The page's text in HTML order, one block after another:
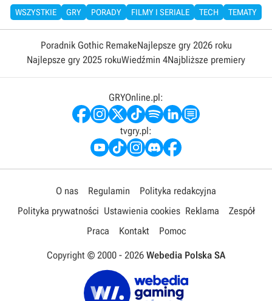
WSZYSTKIE GRY PORADY FILMY I SERIALE TECH TEMATY
Poradnik Gothic RemakeNajlepsze gry 2026 roku
Najlepsze gry 2025 rokuWiedźmin 4Najbliższe premiery
GRYOnline.pl:
tvgry.pl:
O nas Regulamin
Polityka redakcyjna
Polityka prywatności Ustawienia cookies Reklama
Zespół
Praca
Kontakt Pomoc
Copyright © 2000 - 2026 Webedia Polska SA